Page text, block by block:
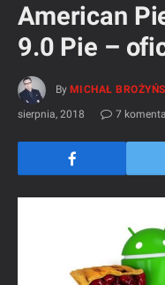
American
9.0 Pie –
By MICHAŁ
sierpnia, 2018
7